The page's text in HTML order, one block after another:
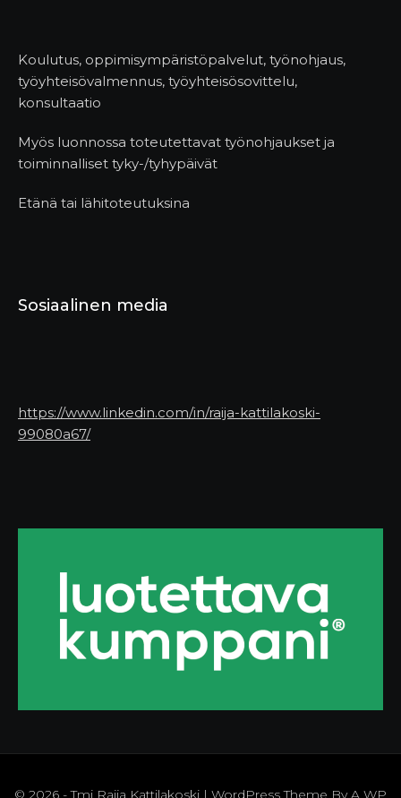
Koulutus, oppimisympäristöpalvelut, työnohjaus,
työyhteisövalmennus, työyhteisösovittelu,
konsultaatio
Myös luonnossa toteutettavat työnohjaukset ja
toiminnalliset tyky-/tyhypäivät
Etänä tai lähitoteutuksina
Sosiaalinen media
https://www.linkedin.com/in/raija-kattilakoski-
99080a67/
© 2026 - Tmi Raija Kattilakoski | WordPress Theme ByA WP